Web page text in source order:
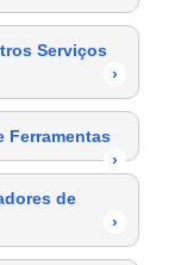
Serviços
›
Ferramentas
›
de
›